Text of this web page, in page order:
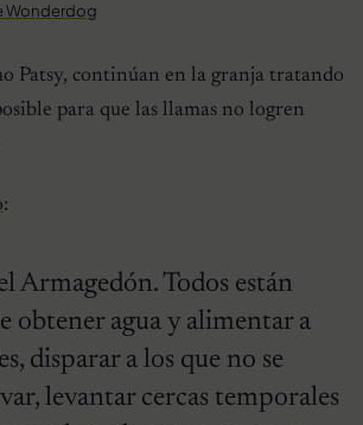
Wonderdog
Patsy, continúan en la granja tratando
para que las llamas no logren
:
Armagedón. Todos están
obtener agua y alimentar a
disparar a los que no se
levantar cercas temporales